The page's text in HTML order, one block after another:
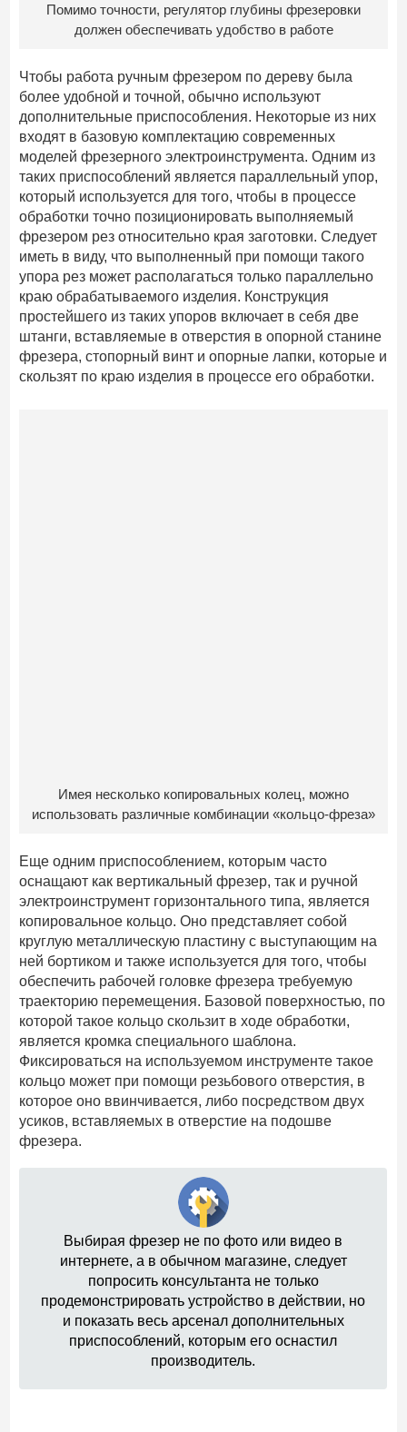
Помимо точности, регулятор глубины фрезеровки
должен обеспечивать удобство в работе
Чтобы работа ручным фрезером по дереву была
более удобной и точной, обычно используют
дополнительные приспособления. Некоторые из них
входят в базовую комплектацию современных
моделей фрезерного электроинструмента. Одним из
таких приспособлений является параллельный упор,
который используется для того, чтобы в процессе
обработки точно позиционировать выполняемый
фрезером рез относительно края заготовки. Следует
иметь в виду, что выполненный при помощи такого
упора рез может располагаться только параллельно
краю обрабатываемого изделия. Конструкция
простейшего из таких упоров включает в себя две
штанги, вставляемые в отверстия в опорной станине
фрезера, стопорный винт и опорные лапки, которые и
скользят по краю изделия в процессе его обработки.
Имея несколько копировальных колец, можно
использовать различные комбинации «кольцо-фреза»
Еще одним приспособлением, которым часто
оснащают как вертикальный фрезер, так и ручной
электроинструмент горизонтального типа, является
копировальное кольцо. Оно представляет собой
круглую металлическую пластину с выступающим на
ней бортиком и также используется для того, чтобы
обеспечить рабочей головке фрезера требуемую
траекторию перемещения. Базовой поверхностью, по
которой такое кольцо скользит в ходе обработки,
является кромка специального шаблона.
Фиксироваться на используемом инструменте такое
кольцо может при помощи резьбового отверстия, в
которое оно ввинчивается, либо посредством двух
усиков, вставляемых в отверстие на подошве
фрезера.
Выбирая фрезер не по фото или видео в
интернете, а в обычном магазине, следует
попросить консультанта не только
продемонстрировать устройство в действии, но
и показать весь арсенал дополнительных
приспособлений, которым его оснастил
производитель.